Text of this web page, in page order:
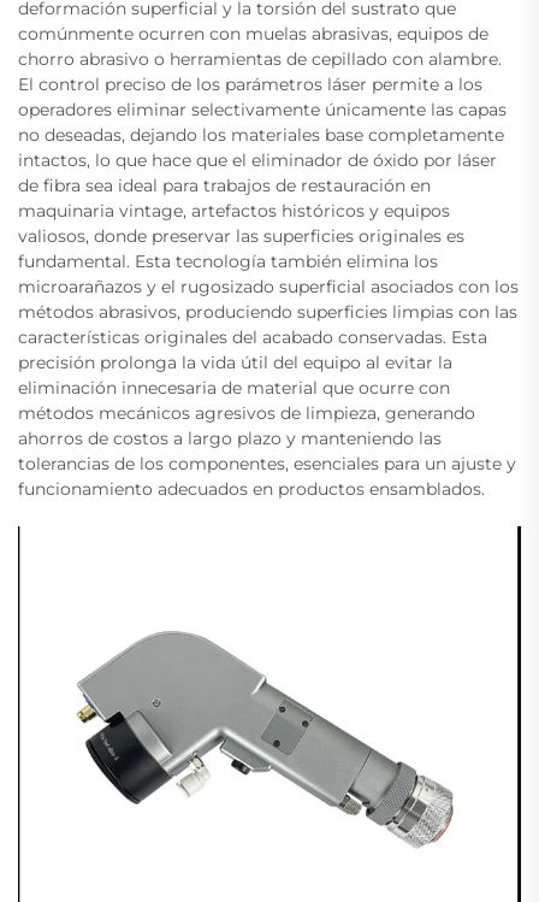
deformación superficial y la torsión del sustrato que
comúnmente ocurren con muelas abrasivas, equipos de
chorro abrasivo o herramientas de cepillado con alambre.
El control preciso de los parámetros láser permite a los
operadores eliminar selectivamente únicamente las capas
no deseadas, dejando los materiales base completamente
intactos, lo que hace que el eliminador de óxido por láser
de fibra sea ideal para trabajos de restauración en
maquinaria vintage, artefactos históricos y equipos
valiosos, donde preservar las superficies originales es
fundamental. Esta tecnología también elimina los
microarañazos y el rugosizado superficial asociados con los
métodos abrasivos, produciendo superficies limpias con las
características originales del acabado conservadas. Esta
precisión prolonga la vida útil del equipo al evitar la
eliminación innecesaria de material que ocurre con
métodos mecánicos agresivos de limpieza, generando
ahorros de costos a largo plazo y manteniendo las
tolerancias de los componentes, esenciales para un ajuste y
funcionamiento adecuados en productos ensamblados.